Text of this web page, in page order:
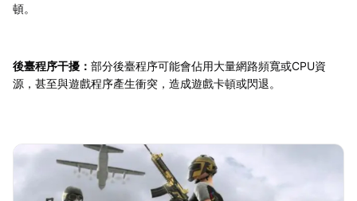
頓。
後臺程序干擾： 部分後臺程序可能會佔用大量網路頻寬或CPU資
源，甚至與遊戲程序產生衝突，造成遊戲卡頓或閃退。